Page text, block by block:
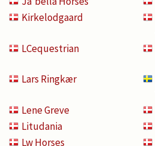
Kirkelodgaard
LCequestrian
Lars Ringkær
Lene Greve
Litudania
Lw Horses